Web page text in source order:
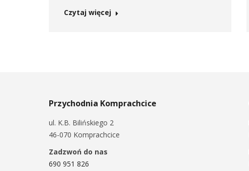
Czytaj więcej
Przychodnia Komprachcice
ul. K.B. Bilińskiego 2
46-070 Komprachcice
Zadzwoń do nas
690 951 826